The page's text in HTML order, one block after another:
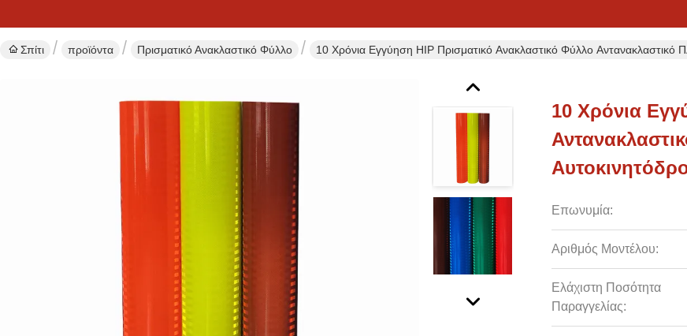
Σπίτι προϊόντα Πρισματικό Ανακλαστικό Φύλλο 10 Χρόνια Εγγύηση HIP Πρισματικό Ανακλαστικό Φύλλο Αντανακλαστικό
10 Χρόνια
Επωνυμία:
Αριθμός Μοντέλου:
Ελάχιστη Ποσότητα
Παραγγελίας: